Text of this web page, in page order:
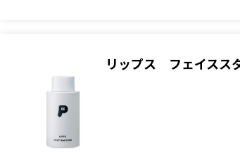
リップス フェイスス